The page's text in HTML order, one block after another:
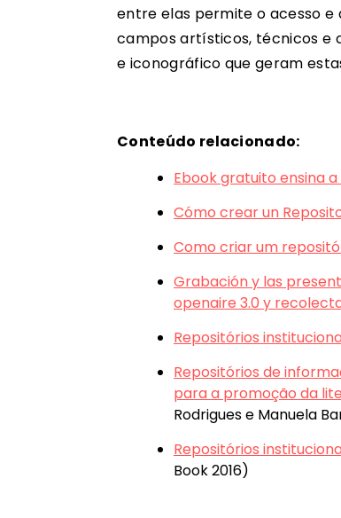
entre elas permite o acesso e
campos artísticos, técnicos e
e iconográfico que geram
Conteúdo relacionado:
Ebook gratuito ensina
Cómo crear un
Como criar um
Grabación y las
openaire 3.0 y
Repositórios
Repositórios de
para a promoção da
Rodrigues e Manuela
Repositórios
Book 2016)